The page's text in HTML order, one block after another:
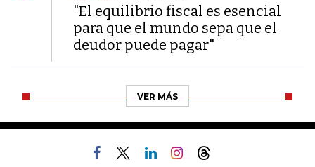
"El equilibrio fiscal es esencial
para que el mundo sepa que el
deudor puede pagar"
VER MÁS